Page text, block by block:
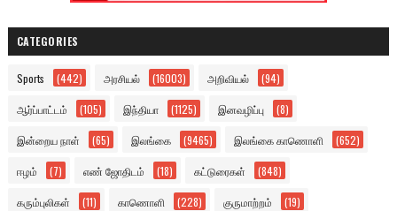
CATEGORIES
Sports (442) அரசியல் (16003) அறிவியல் (94)
ஆர்ப்பாட்டம் (105) இந்தியா (1125) இனவழிப்பு (8)
இன்றைய நாள் (65) இலங்கை (9465) இலங்கை காணொளி (652)
ஈழம் (7) எண் ஜோதிடம் (18) கட்டுரைகள் (848)
கரும்புலிகள் (11) காணொளி (228) குருமாற்றம் (19)